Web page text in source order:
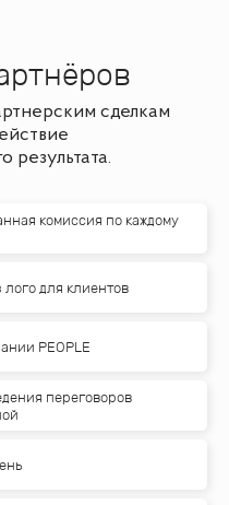
сделкам
результата.
комиссия по каждому
для клиентов
PEOPLE
переговоров